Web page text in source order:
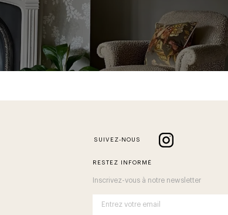
SUIVEZ-NOUS
RESTEZ INFORMÉ
Inscrivez-vous à notre newsletter